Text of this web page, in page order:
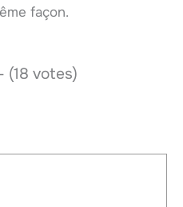
façon.
(18 votes)